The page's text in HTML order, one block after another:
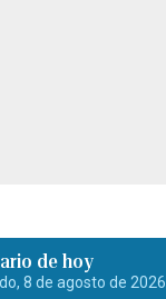
de hoy
8 de agosto de 2026